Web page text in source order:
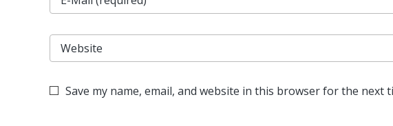
Save my name, email, and website in this browser for the next